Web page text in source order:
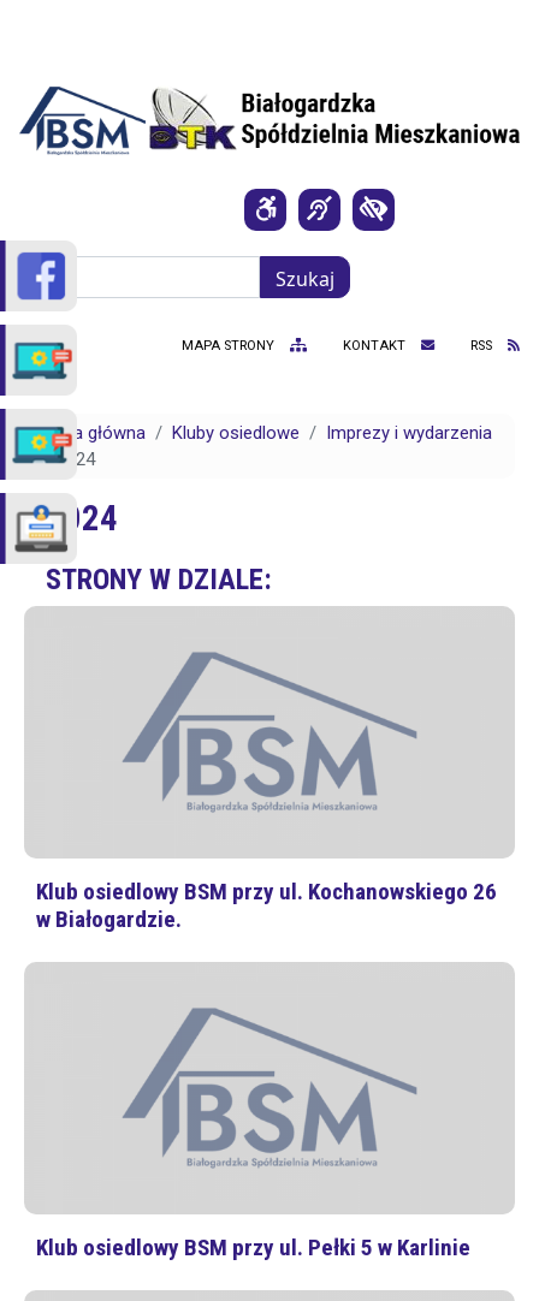
Szukaj
Szukaj
MAPA STRONY KONTAKT RSS
Strona główna Kluby osiedlowe
Imprezy i wydarzenia
2024
2024
STRONY W DZIALE:
Klub osiedlowy BSM przy ul. Kochanowskiego 26
w Białogardzie.
Klub osiedlowy BSM przy ul. Pełki 5 w Karlinie